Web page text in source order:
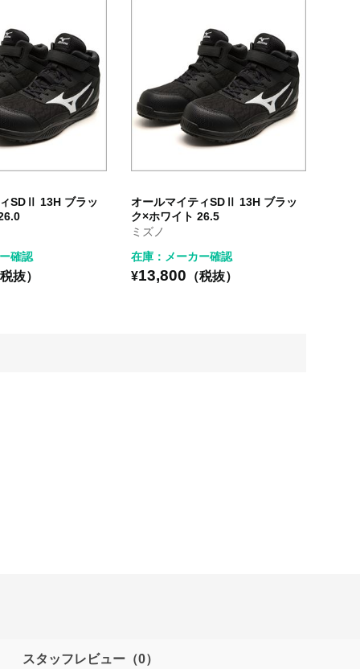
SDⅡ 13H ブラッ
確認
税抜）
オールマイティSDⅡ 13H ブラッ
ク×ホワイト 26.5
ミズノ
在庫：メーカー確認
¥13,800 （税抜）
スタッフレビュー（0）